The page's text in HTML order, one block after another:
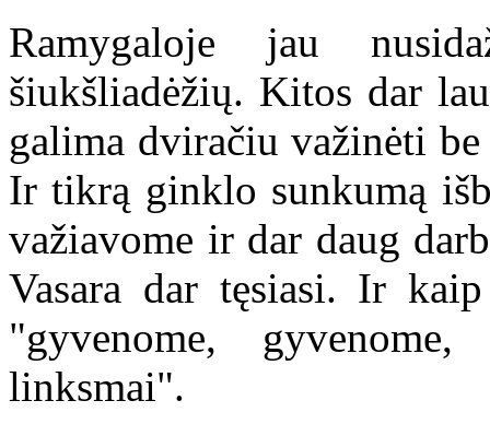
Ramygaloje jau
šiukšliadėžių. Kitos dar
galima dviračiu važinėti
Ir tikrą ginklo sunkumą
važiavome ir dar daug
Vasara dar tęsiasi. Ir
"gyvenome,
linksmai".